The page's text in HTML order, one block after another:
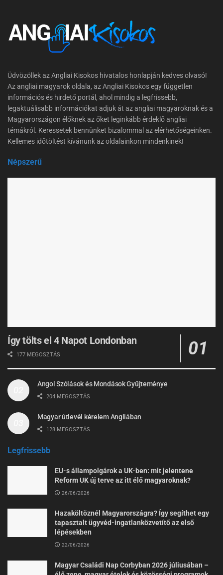
Üdvözöllek az Angliai Kisokos hivatalos honlapján kedves olvasó!
Az angliai magyarok oldala, az Angliai Kisokos egy független
információs és hirdető portál, ahol mindig a legfrissebb,
legaktuálisabb információkat adjuk át az angliai magyaroknak és a
Magyarországon élőknek az őket leginkább érdeklő angliai
témákról. Keressetek bennünket bizalommal az elérhetőségeinken.
Kellemes időtöltést kívánunk az oldalainkon mindenkinek!
Népszerű
Így tölts el 4 Napot Londonban
177 MEGOSZTÁS
Angol Szólások és Mondások Gyűjteménye
204 MEGOSZTÁS
Magyar útlevél kérelem Angliában
128 MEGOSZTÁS
Legfrissebb
EU-s állampolgárok a UK-ben: mit jelentene
Reform UK új terve az itt élő magyaroknak?
26/06/2026
Hazaköltöznél Magyarországra? Így segíthet egy
tapasztalt ügyvéd-ingatlanközvetítő az első
lépésekben
22/06/2026
Magyar Családi Nap Corbyban 2026 júliusában –